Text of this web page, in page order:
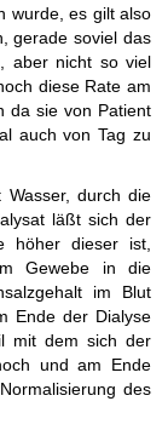
wurde, es gilt also
gerade soviel das
aber nicht so viel
diese Rate am
da sie von Patient
auch von Tag zu
Wasser, durch die
läßt sich der
höher dieser ist,
Gewebe in die
im Blut
Ende der Dialyse
mit dem sich der
und am Ende
des